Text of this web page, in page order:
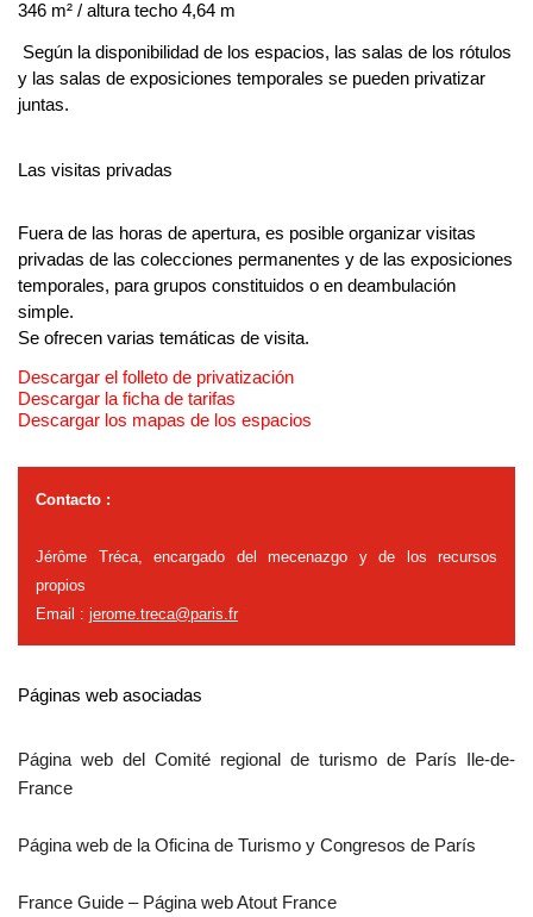
346 m² / altura techo 4,64 m
Según la disponibilidad de los espacios, las salas de los rótulos
y las salas de exposiciones temporales se pueden privatizar
juntas.
Las visitas privadas
Fuera de las horas de apertura, es posible organizar visitas
privadas de las colecciones permanentes y de las exposiciones
temporales, para grupos constituidos o en deambulación
simple.
Se ofrecen varias temáticas de visita.
Descargar el folleto de privatización
Descargar la ficha de tarifas
Descargar los mapas de los espacios
Contacto :
Jérôme Tréca, encargado del mecenazgo y de los recursos
propios
Email : jerome.treca@paris.fr
Páginas web asociadas
Página web del Comité regional de turismo de París Ile-de-
France
Página web de la Oficina de Turismo y Congresos de París
France Guide – Página web Atout France